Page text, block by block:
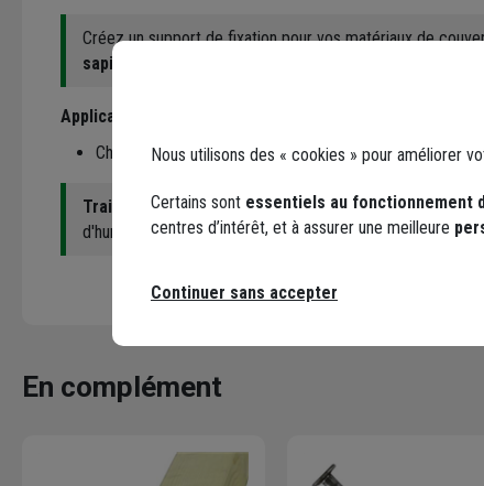
Créez un support de fixation pour vos matériaux de
sapin
Applications
Charpente
Traité classe 2: ce bois peut être occasionnellement
d'humidité supérieur à 20%.
En complément
Nous utilisons des « cookies » pour améliorer
Certains sont essentiels au fonctionnement
centres d’intérêt, et à assurer une meilleure
Continuer sans accepter